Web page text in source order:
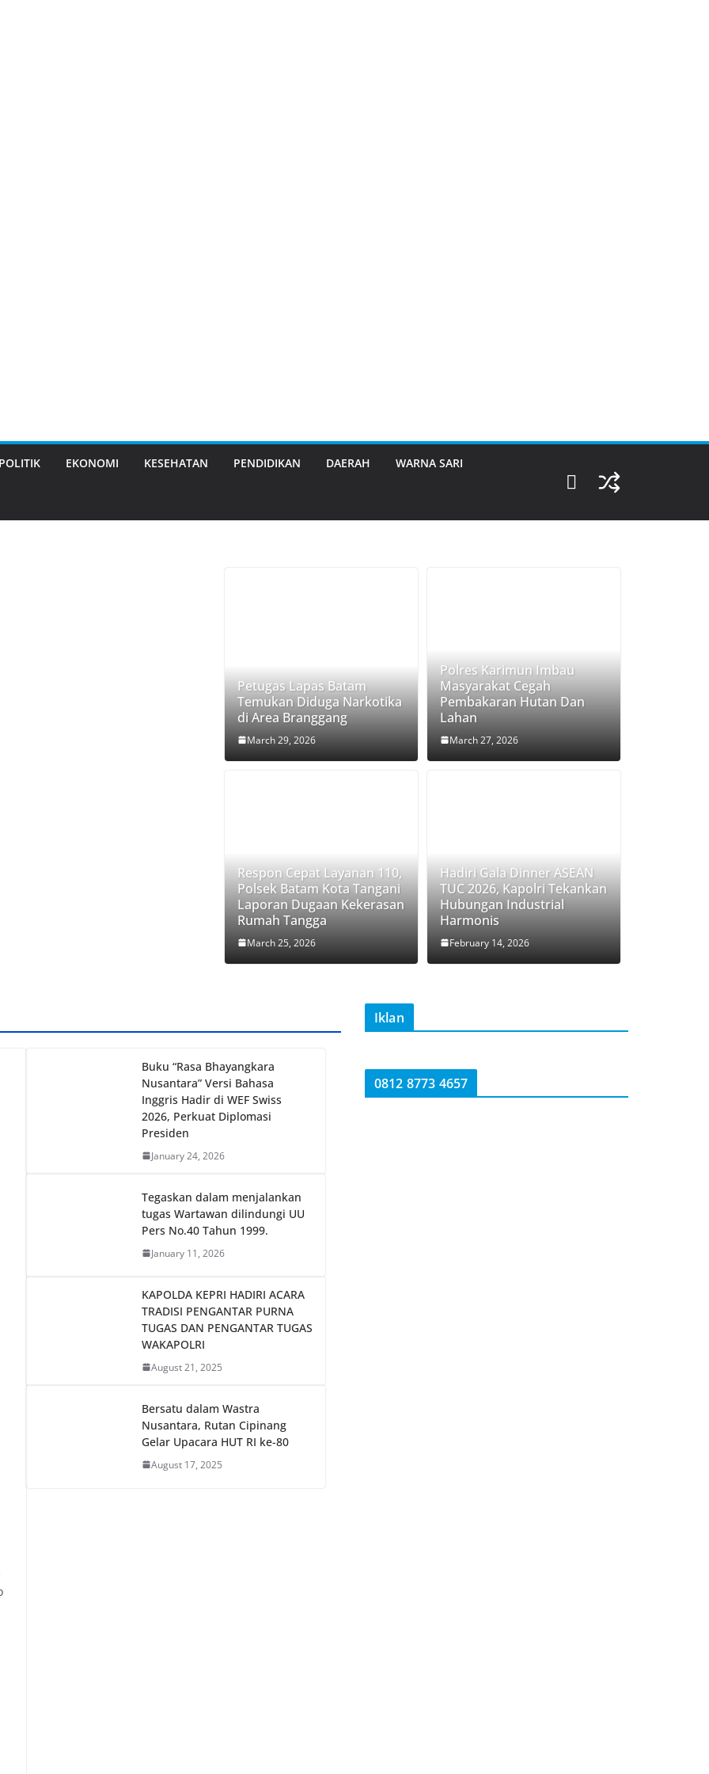
POLITIK EKONOMI KESEHATAN PENDIDIKAN DAERAH WARNA SARI
Petugas Lapas Batam
Temukan Diduga Narkotika
di Area Branggang
March 29, 2026
Polres Karimun Imbau
Masyarakat Cegah
Pembakaran Hutan Dan
Lahan
March 27, 2026
Respon Cepat Layanan 110,
Polsek Batam Kota Tangani
Laporan Dugaan Kekerasan
Rumah Tangga
March 25, 2026
Hadiri Gala Dinner ASEAN
TUC 2026, Kapolri Tekankan
Hubungan Industrial
Harmonis
February 14, 2026
Buku “Rasa Bhayangkara
Nusantara” Versi Bahasa
Inggris Hadir di WEF Swiss
2026, Perkuat Diplomasi
Presiden
January 24, 2026
Tegaskan dalam menjalankan
tugas Wartawan dilindungi UU
Pers No.40 Tahun 1999.
January 11, 2026
KAPOLDA KEPRI HADIRI ACARA
TRADISI PENGANTAR PURNA
TUGAS DAN PENGANTAR TUGAS
WAKAPOLRI
August 21, 2025
Bersatu dalam Wastra
Nusantara, Rutan Cipinang
Gelar Upacara HUT RI ke-80
August 17, 2025
Iklan
0812 8773 4657